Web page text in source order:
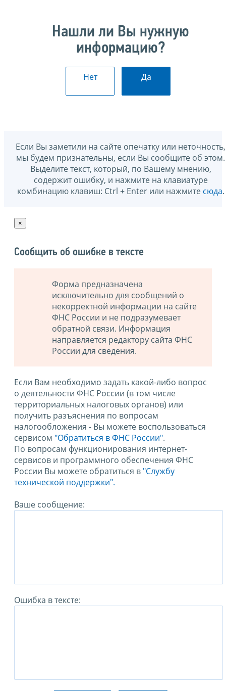
Нашли ли Вы нужную
информацию?
Нет Да
Если Вы заметили на сайте опечатку или неточность,
мы будем признательны, если Вы сообщите об этом.
Выделите текст, который, по Вашему мнению,
содержит ошибку, и нажмите на клавиатуре
комбинацию клавиш: Ctrl + Enter или нажмите сюда.
×
Сообщить об ошибке в тексте
Форма предназначена
исключительно для сообщений о
некорректной информации на сайте
ФНС России и не подразумевает
обратной связи. Информация
направляется редактору сайта ФНС
России для сведения.
Если Вам необходимо задать какой-либо вопрос
о деятельности ФНС России (в том числе
территориальных налоговых органов) или
получить разъяснения по вопросам
налогообложения - Вы можете воспользоваться
сервисом "Обратиться в ФНС России".
По вопросам функционирования интернет-
сервисов и программного обеспечения ФНС
России Вы можете обратиться в "Службу
технической поддержки".
Ваше сообщение:
Ошибка в тексте: